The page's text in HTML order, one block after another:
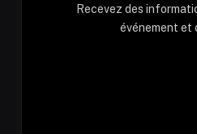
Recevez des
événement et